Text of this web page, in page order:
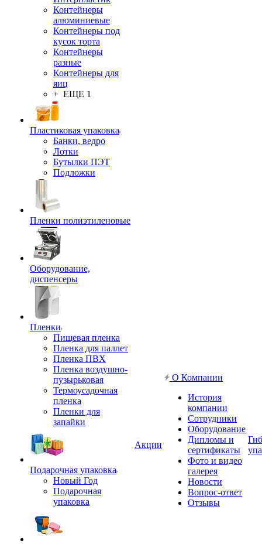
Контейнеры
алюминиевые
Контейнеры под
кусок торта
Контейнеры
разные
Контейнеры для
яиц
+ ЕЩЕ 1
Пластиковая упаковка
Банки, ведро
Лотки
Бутылки ПЭТ
Подложки
Пленки полиэтиленовые
Оборудование,
диспенсеры
Пленки
Пищевая пленка
Пленка для паллет
Пленка ПВХ
Пленка воздушно-
пузырьковая
Термоусадочная
пленка
Пленки для
запайки
Подарочная упаковка
Новый Год
Подарочная
упаковка
Акции
О Компании
История
компании
Сотрудники
Оборудование
Дипломы и
сертификаты
Фото и видео
галерея
Новости
Вопрос-ответ
Отзывы